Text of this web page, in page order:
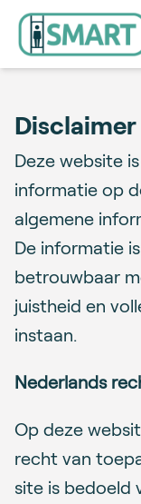
Disclaimer
Deze website
informatie op
algemene
De informatie
betrouwbaar
juistheid en
instaan.
Nederlands
Op deze
recht van
site is bedoeld